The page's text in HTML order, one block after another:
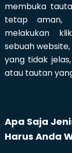
membuka
tetap aman,
melakukan
sebuah
yang tidak
atau tautan
Apa Saja
Harus Anda